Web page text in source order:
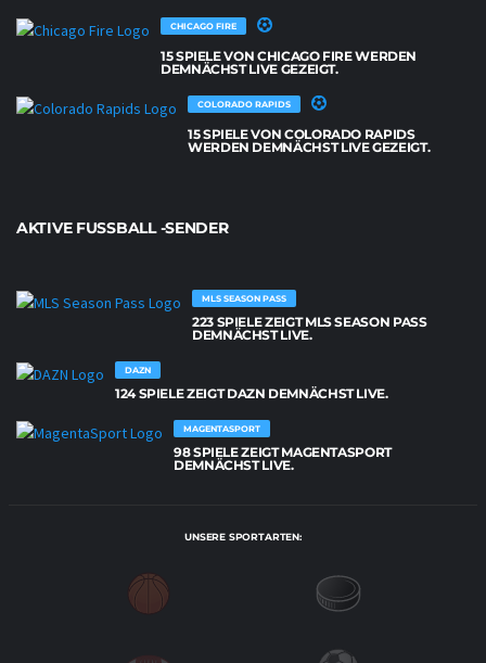
CHICAGO FIRE
15 SPIELE VON CHICAGO FIRE WERDEN
DEMNÄCHST LIVE GEZEIGT.
COLORADO RAPIDS
15 SPIELE VON COLORADO RAPIDS
WERDEN DEMNÄCHST LIVE GEZEIGT.
AKTIVE FUSSBALL -SENDER
MLS SEASON PASS
223 SPIELE ZEIGT MLS SEASON PASS
DEMNÄCHST LIVE.
DAZN
124 SPIELE ZEIGT DAZN DEMNÄCHST LIVE.
MAGENTASPORT
98 SPIELE ZEIGT MAGENTASPORT
DEMNÄCHST LIVE.
UNSERE SPORTARTEN: